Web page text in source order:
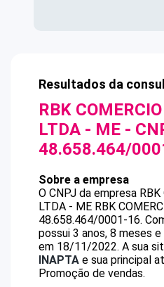
Resultados da
RBK
LTDA - ME -
48.658.464/
Sobre a empresa
O CNPJ da empresa RBK
LTDA - ME RBK
48.658.464/0001-16.
possui 3 anos, 8 meses
em 18/11/2022. A sua
INAPTA e sua principal
Promoção de vendas.